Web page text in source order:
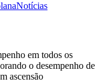
Notícias
em todos os
o desempenho de
ascensão